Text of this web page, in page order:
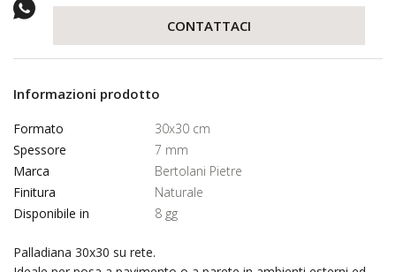
CONTATTACI
Informazioni prodotto
Formato
30x30 cm
Spessore
7 mm
Marca
Bertolani Pietre
Finitura
Naturale
Disponibile in
8 gg
Palladiana 30x30 su rete.